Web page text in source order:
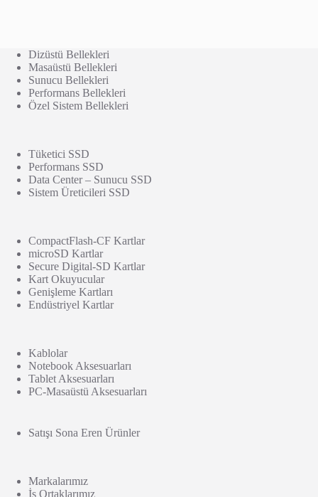
Dizüstü Bellekleri
Masaüstü Bellekleri
Sunucu Bellekleri
Performans Bellekleri
Özel Sistem Bellekleri
Tüketici SSD
Performans SSD
Data Center – Sunucu SSD
Sistem Üreticileri SSD
CompactFlash-CF Kartlar
microSD Kartlar
Secure Digital-SD Kartlar
Kart Okuyucular
Genişleme Kartları
Endüstriyel Kartlar
Kablolar
Notebook Aksesuarları
Tablet Aksesuarları
PC-Masaüstü Aksesuarları
Satışı Sona Eren Ürünler
Markalarımız
İş Ortaklarımız